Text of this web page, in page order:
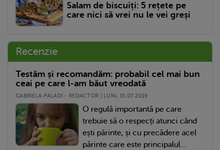
Salam de biscuiți: 5 rețete pe
care nici să vrei nu le vei greși
Recenzie
Testăm și recomandăm: probabil cel mai bun
ceai pe care l-am băut vreodată
GABRIELA PALADI - REDACTOR | LUNI, 15.07.2019
O regulă importantă pe care
trebuie să o respecți atunci când
ești părinte, și cu precădere acel
părinte care este principalul...